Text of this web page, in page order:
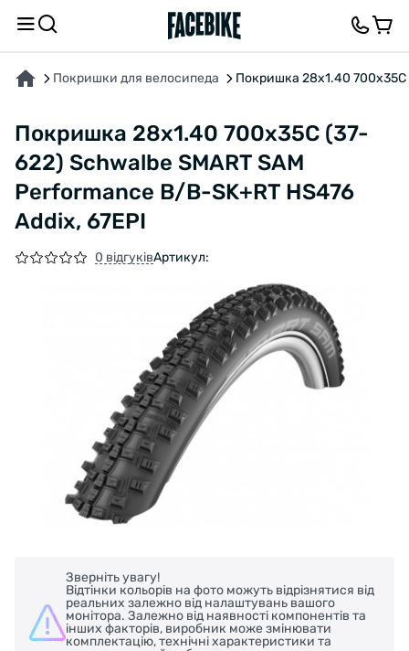
Покришки для велосипеда Покришка 28x1.40 700x35C
Покришка 28x1.40 700x35C (37-
622) Schwalbe SMART SAM
Performance B/B-SK+RT HS476
Addix, 67EPI
0 відгуківАртикул:
Зверніть увагу!
Відтінки кольорів на фото можуть відрізнятися від
реальних залежно від налаштувань вашого
монітора. Залежно від наявності компонентів та
інших факторів, виробник може змінювати
комплектацію, технічні характеристики та
ПРО ТОВАР ХАРАКТЕРИСТИКИВІДГУКИ ТА ЗАПИТАННЯ